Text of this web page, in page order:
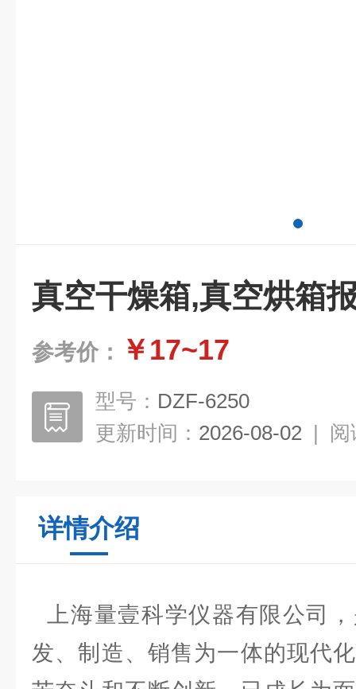
真空干燥箱,真空烘箱
参考价： ￥17~17
型号： DZF-6250
更新时间： 2026-08-02 | 阅
详情介绍
上海量壹科学仪器有限公司
发、制造、销售为一体的现代